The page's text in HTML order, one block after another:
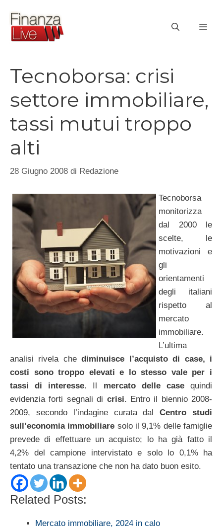
contenuto
Tecnoborsa: crisi
settore immobiliare,
tassi mutui troppo
alti
28 Giugno 2008 di Redazione
Tecnoborsa
monitorizza
dal 2000 le
scelte, le
motivazioni e
gli
orientamenti
degli italiani
rispetto al
mercato
immobiliare.
L’ultima
analisi rivela chediminuisce l’acquisto di case, i
costi sono troppo elevati e lo stesso vale per i
tassi di interesse.
mercato delle casequindi
evidenzia forti segnali di crisi. Entro il biennio 2008-
2009, secondo l’indagine curata dalCentro studi
sull’economia immobiliare solo il 9,1% delle famiglie
prevede di effettuare un acquisto; lo ha già fatto il
4,2% del campione intervistato e solo lo 0,1% ha
tentato una transazione che non ha dato buon esito.
Related Posts:
Mercato immobiliare, 2024 in calo